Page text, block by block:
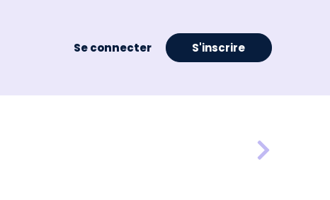
Se connecter S'inscrire